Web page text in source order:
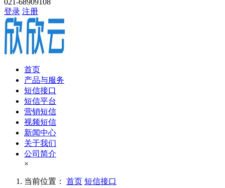
登录 注册
首页
产品与服务
短信接口
短信平台
营销短信
视频短信
新闻中心
关于我们
公司简介
×
当前位置： 首页 短信接口